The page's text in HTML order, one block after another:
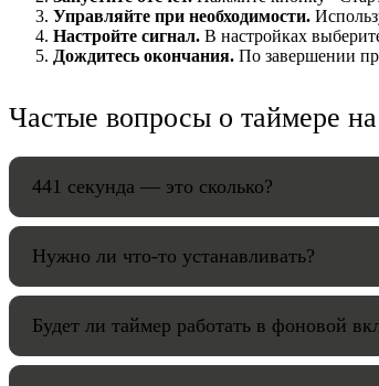
Управляйте при необходимости.
Настройте сигнал. В настройках
Дождитесь окончания. По завершении
Частые вопросы о таймере
441 секунда — это сколько?
Нужно ли что-то устанавливать?
Будет ли таймер работать в фоновой